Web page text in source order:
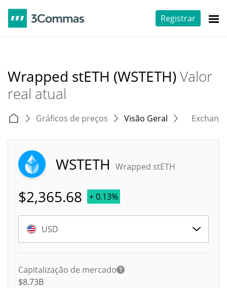
Registrar
Wrapped stETH (WSTETH)Valor
real atual
Gráficos de preços Visão Geral
WSTETH Wrapped stETH
$2,365.68 + 0.13%
USD
Capitalização de mercado
$8.73B